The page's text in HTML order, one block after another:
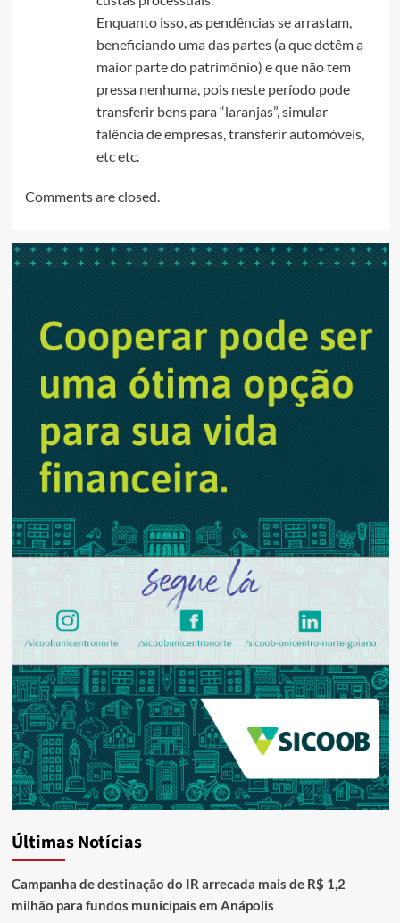
Enquanto isso, as pendências se arrastam,
beneficiando uma das partes (a que detêm a
maior parte do patrimônio) e que não tem
pressa nenhuma, pois neste período pode
transferir bens para “laranjas”, simular
falência de empresas, transferir automóveis,
etc etc.
Comments are closed.
Últimas Notícias
Campanha de destinação do IR arrecada mais de R$ 1,2
milhão para fundos municipais em Anápolis